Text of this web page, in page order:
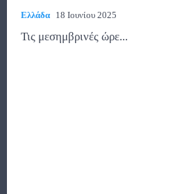
Ελλάδα 18 Ιουνίου 2025
Τις μεσημβρινές ώρε...